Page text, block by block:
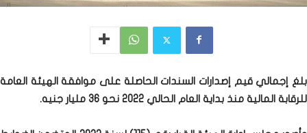
بلغ إجمالي قيم إصدارات السندات الحاصلة على موافقة الهيئة العامة
للرقابة المالية منذ بداية العام الحالي 2022 نحو 36 مليار جنيه.